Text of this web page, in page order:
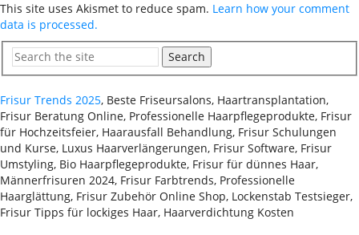
This site uses Akismet to reduce spam. Learn how your comment
data is processed.
Search
Frisur Trends 2025, Beste Friseursalons, Haartransplantation,
Frisur Beratung Online, Professionelle Haarpflegeprodukte, Frisur
für Hochzeitsfeier, Haarausfall Behandlung, Frisur Schulungen
und Kurse, Luxus Haarverlängerungen, Frisur Software, Frisur
Umstyling, Bio Haarpflegeprodukte, Frisur für dünnes Haar,
Männerfrisuren 2024, Frisur Farbtrends, Professionelle
Haarglättung, Frisur Zubehör Online Shop, Lockenstab Testsieger,
Frisur Tipps für lockiges Haar, Haarverdichtung Kosten